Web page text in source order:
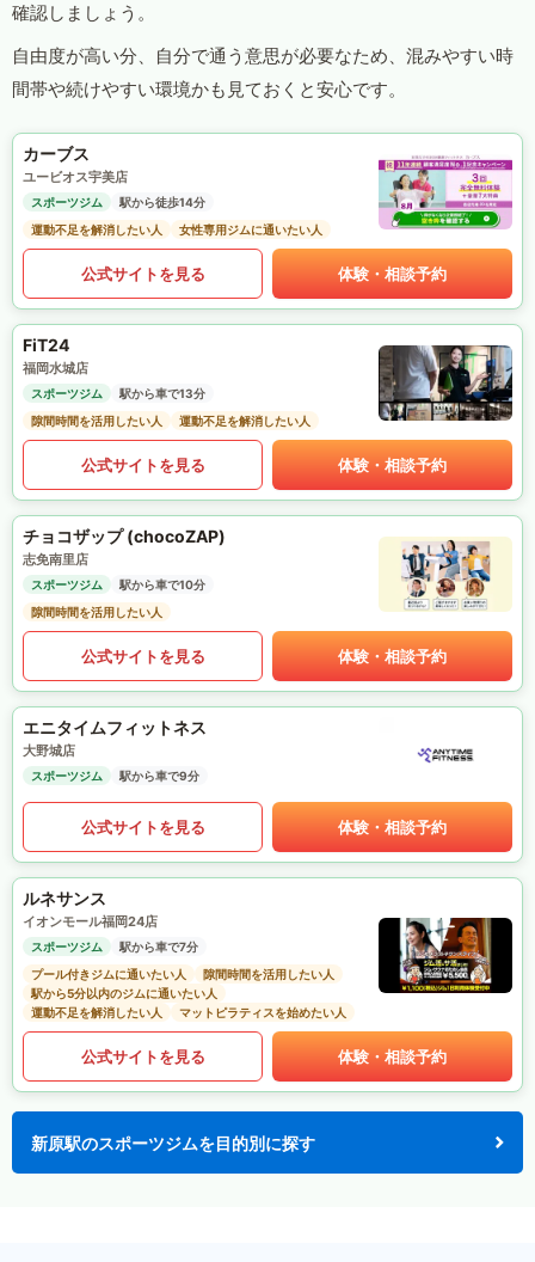
確認しましょう。
自由度が高い分、自分で通う意思が必要なため、混みやすい時
間帯や続けやすい環境かも見ておくと安心です。
カーブス
ユービオス宇美店
スポーツジム
駅から徒歩14分
運動不足を解消したい人
女性専用ジムに通いたい人
公式サイトを見る 体験・相談予約
FiT24
福岡水城店
スポーツジム
駅から車で13分
隙間時間を活用したい人
運動不足を解消したい人
公式サイトを見る 体験・相談予約
チョコザップ (chocoZAP)
志免南里店
スポーツジム
駅から車で10分
隙間時間を活用したい人
公式サイトを見る 体験・相談予約
エニタイムフィットネス
大野城店
スポーツジム 駅から車で9分
公式サイトを見る 体験・相談予約
ルネサンス
イオンモール福岡24店
スポーツジム
駅から車で7分
プール付きジムに通いたい人
隙間時間を活用したい人
駅から5分以内のジムに通いたい人
運動不足を解消したい人
マットピラティスを始めたい人
公式サイトを見る 体験・相談予約
新原駅のスポーツジムを目的別に探す